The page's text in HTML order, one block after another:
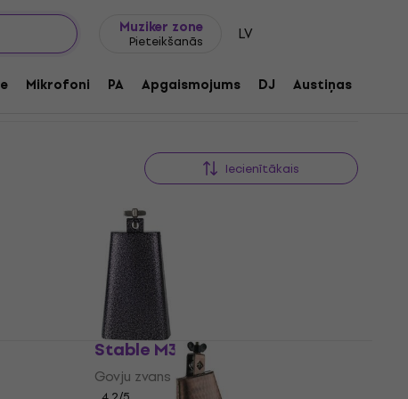
Muziker zone
Pieteikšanās LV
Mikrofoni PA Apgaismojums DJ Austiņas
Iecienītākais
Stable M3
Govju zvans